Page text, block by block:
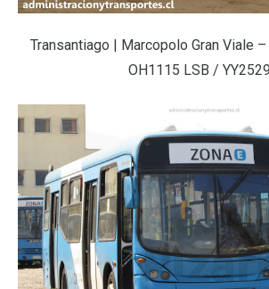
Transantiago | Marcopolo Gran Viale
OH1115 LSB / YY2529